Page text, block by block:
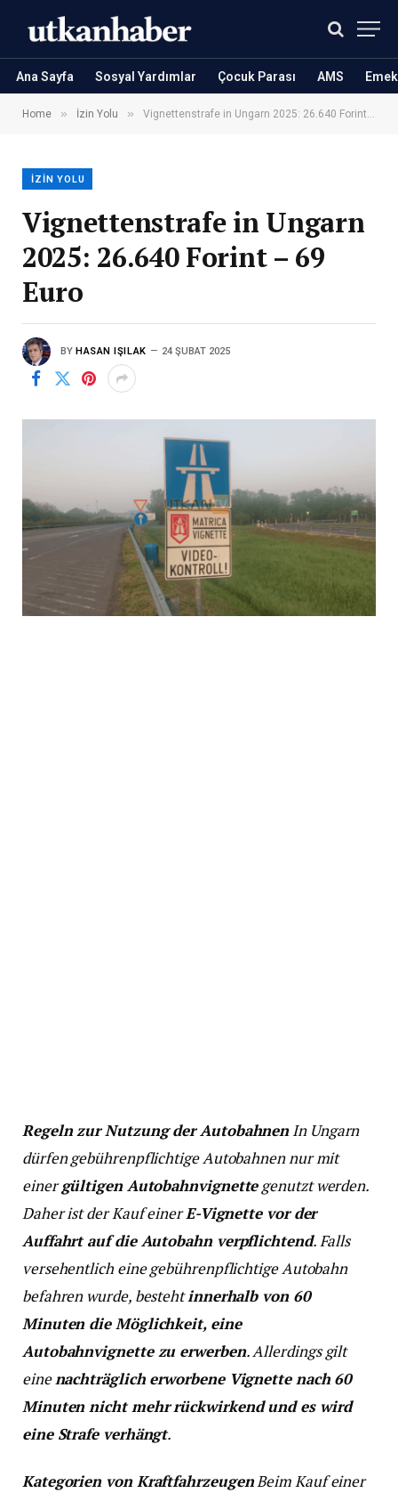
Ana Sayfa Sosyal Yardımlar Çocuk Parası AMS
Home » İzin Yolu » Vignettenstrafe in Ungarn 2025: 26.640 Forint – 69 Euro
İZIN YOLU
Vignettenstrafe in Ungarn
2025: 26.640 Forint – 69
Euro
BY HASAN IŞILAK 24 ŞUBAT 2025
Regeln zur Nutzung der AutobahnenIn Ungarn
dürfen gebührenpflichtige Autobahnen nur mit
einergültigen Autobahnvignettegenutzt werden.
Daher ist der Kauf einerE-Vignette vor der
Auffahrt auf die Autobahn verpflichtend. Falls
versehentlich eine gebührenpflichtige Autobahn
befahren wurde, bestehtinnerhalb von 60
Minuten die Möglichkeit, eine
Autobahnvignette zu erwerben. Allerdings gilt
einenachträglich erworbene Vignette nach 60
Minuten nicht mehr rückwirkend und es wird
eine Strafe verhängt.
Kategorien von KraftfahrzeugenBeim Kauf einer